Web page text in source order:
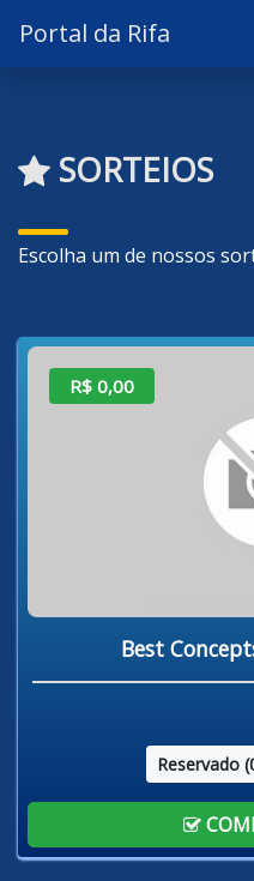
Portal da Rifa
SORTEIOS
Escolha um de nossos
R$ 0,00
Best
Reservado (